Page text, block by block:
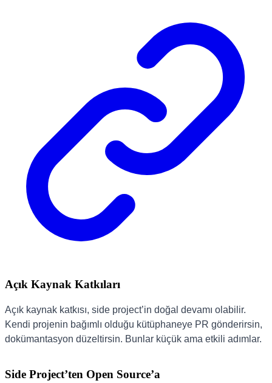
Açık Kaynak Katkıları
Açık kaynak katkısı, side project’in doğal devamı olabilir.
Kendi projenin bağımlı olduğu kütüphaneye PR gönderirsin,
dokümantasyon düzeltirsin. Bunlar küçük ama etkili adımlar.
Side Project’ten Open Source’a